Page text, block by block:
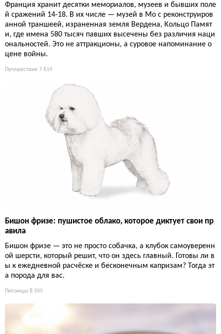
Франция хранит десятки мемориалов, музеев и бывших поле
й сражений 14-18. В их числе — музей в Мо с реконструиров
анной траншеей, израненная земля Вердена, Кольцо Памят
и, где имена 580 тысяч павших высечены без различия наци
ональностей. Это не аттракционы, а суровое напоминание о
цене войны.
Путешествия 7 619
Бишон фризе: пушистое облако, которое диктует свои пр
авила
Бишон фризе — это не просто собачка, а клубок самоуверенн
ой шерсти, который решит, что он здесь главный. Готовы ли в
ы к ежедневной расчёске и бесконечным капризам? Тогда эт
а порода для вас.
Питомцы 8 505